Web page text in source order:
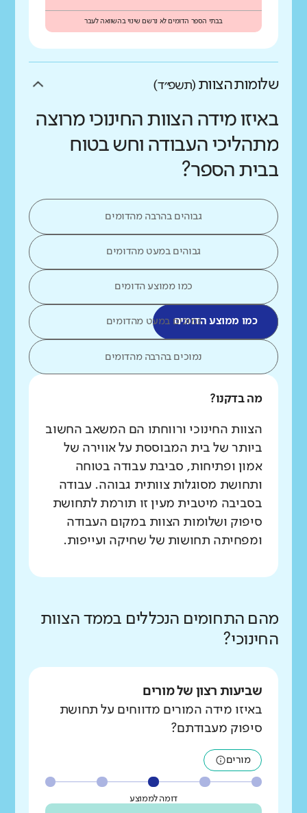
בבתי הספר הדומים לא נרשם שינוי בהשוואה לעבר
שלומות הצוות (תשפ״ד)
באיזו מידה הצוות החינוכי מרוצה
מתהליכי העבודה וחש בטוח
בבית הספר?
גבוהים בהרבה מהדומים
גבוהים במעט מהדומים
כמו ממוצע הדומים
כמו ממוצע הדומיםנמוכים במעט מהדומים
נמוכים בהרבה מהדומים
מה בדקנו?
הצוות החינוכי ורווחתו הם המשאב החשוב
ביותר של בית המבוססת על אווירה של
אמון ופתיחות, סביבת עבודה בטוחה
ותחושת מסוגלות צוותית גבוהה. עבודה
בסביבה מיטבית מעין זו תורמת לתחושת
סיפוק ושלומות הצוות במקום העבודה
ומפחיתה תחושות של שחיקה ועייפות.
מהם התחומים הנכללים בממד הצוות
החינוכי?
שביעות רצון של מורים
באיזו מידה המורים מדווחים על תחושת
סיפוק מעבודתם?
מורים
דומה לממוצע